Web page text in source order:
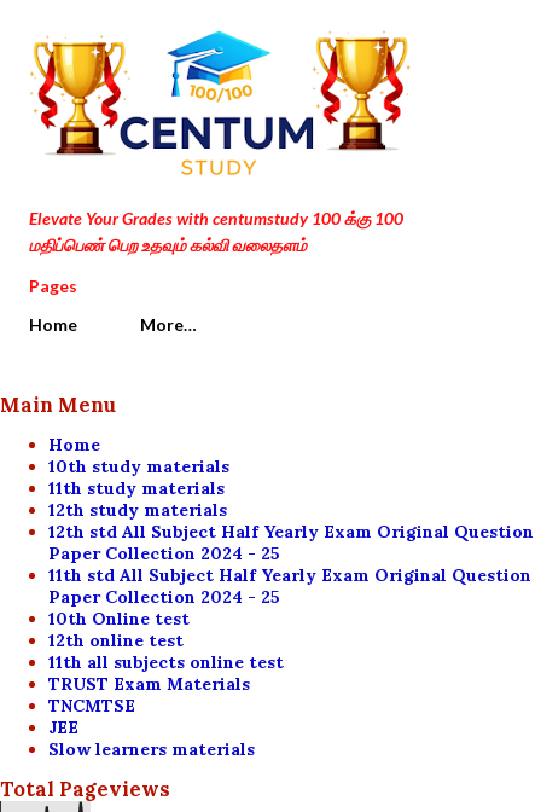
Skip to main content
Elevate Your Grades with centumstudy 100 க்கு 100
மதிப்பெண் பெற உதவும் கல்வி வலைதளம்
Pages
Home
More…
Main Menu
Home
10th study materials
11th study materials
12th study materials
12th std All Subject Half Yearly Exam Original Question
Paper Collection 2024 - 25
11th std All Subject Half Yearly Exam Original Question
Paper Collection 2024 - 25
10th Online test
12th online test
11th all subjects online test
TRUST Exam Materials
TNCMTSE
JEE
Slow learners materials
Total Pageviews